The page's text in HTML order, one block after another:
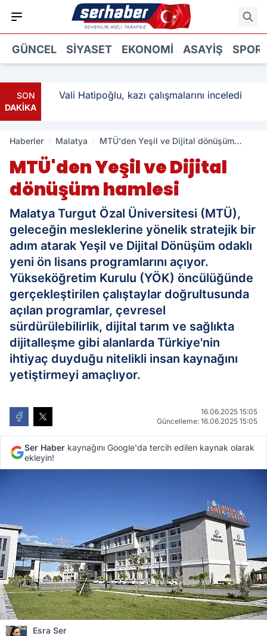
GÜNCEL SIYASET EKONOMI ASAYIŞ SPOR
SON
DAKİKA
Vali Hatipoğlu, kazı çalışmalarını inceledi
Haberler Malatya
MTÜ'den Yeşil ve Dijital dönüşüm
MTÜ'den Yeşil ve Dijital
dönüşüm hamlesi
Malatya Turgut Özal Üniversitesi (MTÜ),
geleceğin mesleklerine yönelik stratejik bir
adım atarak Yeşil ve Dijital Dönüşüm odaklı
yeni ön lisans programlarını açıyor.
Yükseköğretim Kurulu (YÖK) öncülüğünde
gerçekleştirilen çalıştaylar doğrultusunda
açılan programlar, çevresel
sürdürülebilirlik, dijital tarım ve sağlıkta
dijitalleşme gibi alanlarda Türkiye'nin
ihtiyaç duyduğu nitelikli insan kaynağını
yetiştirmeyi amaçlıyor.
16.06.2025 15:05
Güncelleme: 16.06.2025 15:05
Ser Haber kaynağını Google'da tercih edilen kaynak olarak
ekleyin!
Esra Ser